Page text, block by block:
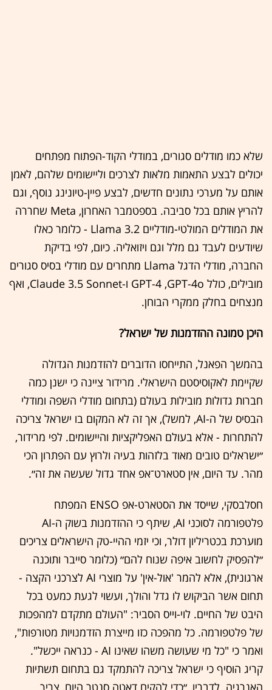
שלא כמו מודלים סגורים, במודלי הקוד-הפתוח מפתחים
יכולים לבצע התאמות מלאות לצרכים וליישומים שלהם, לאמן
אותם על מערכי נתונים חדשים, לבצע פיין-טיונינג נוסף, וגם
להריץ אותם בכל סביבה. בספטמבר האחרון, Meta שחררה
את המודלים המולטי-מודליים Llama 3.2 - כלומר כאלו
שיודעים לעבד גם מלל וגם ויזואליה. כיום, לפי בדיקת
החברה, מודלי הדגל Llama מתחרים עם מודלי בסיס סגורים
מובילים, כולל GPT-4 ,GPT-4o ו-Claude 3.5 Sonnet, ואף
מנצחים בחלק ממקרי הבוחן.
היכן טמונה ההזדמנות של ישראל?
בהמשך הפאנל, התייחסו הדוברים להזדמנות הגדולה
שקיימת לאקוסיסטם הישראלי. מרידור ציינה כי ישנן כמה
חברות גדולות מובילות בעולם (בתחום מודלי השפה ומודלי
הבסיס של ה-AI, למשל), אך זה לא המקום בו ישראל צריכה
להתחרות - אלא בעולם האפליקציות והיישומים. לפי מרידור,
״ישראלים טובים מאוד בלזהות בעיה ולרוץ עם הפתרון הכי
מהר. עד היום, אין סטארט־אפ אחד גדול שעשה את זה״.
חסלבסקי, שייסד את הסטארט-אפ ENSO המפתח
פלטפורמה לסוכני AI, שיתף כי ההזדמנות בשוק ה-AI
מוערכת בכטריליון דולר, וכי יזמי ההיי-טק הישראלים צריכים
״להפסיק לחשוב איפה שנוח להם״ (כלומר סייבר ותוכנה
ארגונית), אלא להמר 'אול-אין' על מוצרי AI לצרכני הקצה -
תחום אשר הביקוש לו גדל והולך, ועשוי לגעת כמעט בכל
היבט של החיים. לוי-וייס הסביר: "העולם מתקדם למהפכות
של פלטפורמה. כל מהפכה כזו מייצרת הזדמנויות מטורפות",
ואמר כי "כל מי שעושה משהו שאינו AI - כנראה ייכשל".
קריג הוסיף כי ישראל צריכה להתמקד גם בתחום תשתיות